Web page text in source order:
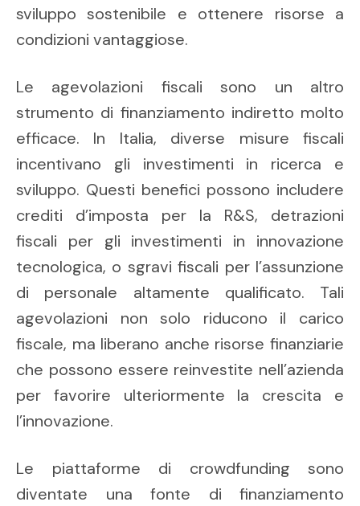
sviluppo sostenibile e ottenere risorse a
condizioni vantaggiose.
Le agevolazioni fiscali sono un altro
strumento di finanziamento indiretto molto
efficace. In Italia, diverse misure fiscali
incentivano gli investimenti in ricerca e
sviluppo. Questi benefici possono includere
crediti d’imposta per la R&S, detrazioni
fiscali per gli investimenti in innovazione
tecnologica, o sgravi fiscali per l’assunzione
di personale altamente qualificato. Tali
agevolazioni non solo riducono il carico
fiscale, ma liberano anche risorse finanziarie
che possono essere reinvestite nell’azienda
per favorire ulteriormente la crescita e
l’innovazione.
Le piattaforme di crowdfunding sono
diventate una fonte di finanziamento